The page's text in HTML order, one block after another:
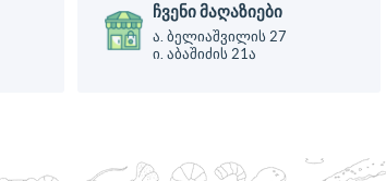
ჩვენი მაღაზიები
ა. ბელიაშვილის 27
ი. აბაშიძის 21ა